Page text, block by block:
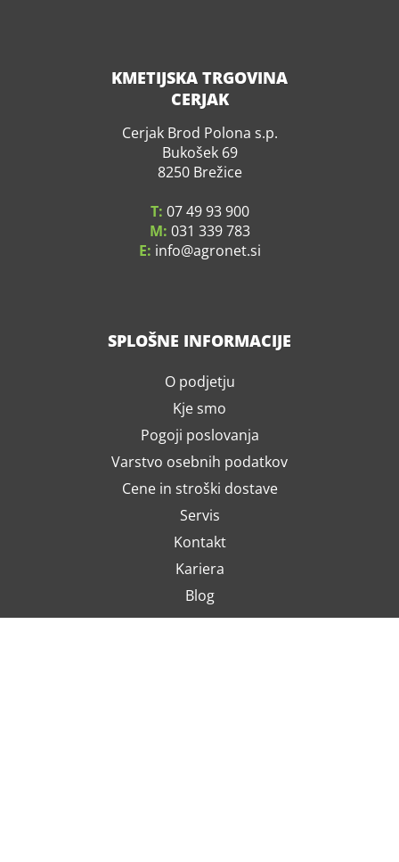
KMETIJSKA TRGOVINA
CERJAK
Cerjak Brod Polona s.p.
Bukošek 69
8250 Brežice
T: 07 49 93 900
M: 031 339 783
E: info agronet.si
SPLOŠNE INFORMACIJE
O podjetju
Kje smo
Pogoji poslovanja
Varstvo osebnih podatkov
Cene in stroški dostave
Servis
Kontakt
Kariera
Blog